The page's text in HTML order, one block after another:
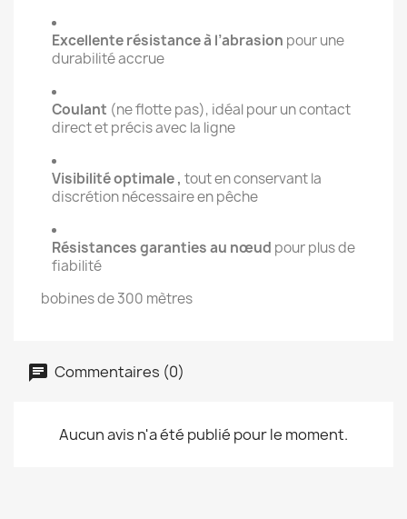
Excellente résistance à l’abrasion pour une
durabilité accrue
Coulant (ne flotte pas), idéal pour un contact
direct et précis avec la ligne
Visibilité optimale , tout en conservant la
discrétion nécessaire en pêche
Résistances garanties au nœud pour plus de
fiabilité
bobines de 300 mètres
Commentaires (0)
Aucun avis n'a été publié pour le moment.